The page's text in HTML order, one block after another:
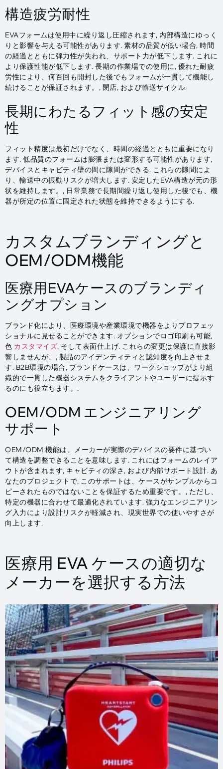
構造疲労耐性
EVAフォームは使用中に繰り返し圧縮されます, 内部構造にゆっく
りと影響を与える可能性があります. 素材の品質が低い場合, 時間
の経過とともに弾力性が失われ、サポート力が低下します. これに
より保護性能が低下します. 長期の作業場での使用に, 優れた耐疲
労性により、何百回も開封した後でもフォームが一貫して機能し
続けることが保証されます。, 閉店, および輸送サイクル.
長期にわたるフィット感の安定
性
フィット精度は最初だけでなく、時間の経過とともに重要になり
ます. 低品質のフォームは膨張または変形する可能性があります,
デバイスとキャビティ壁の間に隙間ができる. これらの隙間によ
り、輸送中の振動リスクが増大します. 安定したEVA構造が元の形
状を維持します。, 日常業務で長期間繰り返し使用した後でも、機
器が所定の位置に固定された状態を維持できるようにする.
カスタムブランディングと
OEM/ODM機能
医療用EVAケースのブランディ
ングオプション
ブランド化により、医療環境や産業環境で機器をよりプロフェッ
ショナルに見せることができます. オプションでロゴ印刷も可能,
色 カスタマイズ, そして表面仕上げ. これらの変更は保護に直接影
響しませんが、, 製品のアイデンティティと認知度を向上させま
す. B2B環境の場合, ブランドケースは、ワークショップがより組
織的で一貫した機器システムをクライアントやユーザーに提示す
るのにも役立ちます。.
OEM/ODM エンジニアリング
サポート
OEM/ODM 機能は、メーカーが実際のデバイスの要件に基づい
て構造を調整できることを意味します. これにはフォームのレイア
ウトが含まれます, キャビティの深さ, および内部サポート設計. あ
なたのプロジェクトで, このサポートは、ケースがサンプルからコ
ピーされたものではないことを保証するため重要です。, ただし、
特定の機器に合わせて最適化されています. 強力なエンジニアリン
グ入力により設計リスクが軽減され、現実世界での使いやすさが
向上します.
医療用 EVA ケースの適切な
メーカーを選択する方法